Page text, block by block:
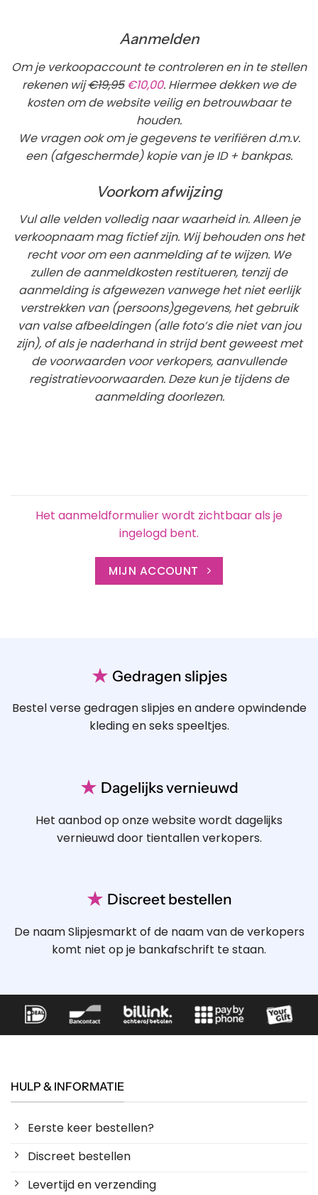
Aanmelden
Om je verkoopaccount te controleren en in te stellen
rekenen wij€19,95 €10,00. Hiermee dekken we de
kosten om de website veilig en betrouwbaar te
houden.
We vragen ook om je gegevens te verifiëren d.m.v.
een (afgeschermde) kopie van je ID + bankpas.
Voorkom afwijzing
Vul alle velden volledig naar waarheid in. Alleen je
verkoopnaam mag fictief zijn. Wij behouden ons het
recht voor om een aanmelding af te wijzen. We
zullen de aanmeldkosten restitueren, tenzij de
aanmelding is afgewezen vanwege het niet eerlijk
verstrekken van (persoons)gegevens, het gebruik
van valse afbeeldingen (alle foto’s die niet van jou
zijn), of als je naderhand in strijd bent geweest met
de voorwaarden voor verkopers, aanvullende
registratievoorwaarden. Deze kun je tijdens de
aanmelding doorlezen.
Het aanmeldformulier wordt zichtbaar als je
ingelogd bent.
MIJN ACCOUNT
★ Gedragen slipjes
Bestel verse gedragen slipjes en andere opwindende
kleding en seks speeltjes.
★ Dagelijks vernieuwd
Het aanbod op onze website wordt dagelijks
vernieuwd door tientallen verkopers.
★ Discreet bestellen
De naam Slipjesmarkt of de naam van de verkopers
komt niet op je bankafschrift te staan.
HULP & INFORMATIE
Eerste keer bestellen?
Discreet bestellen
Levertijd en verzending